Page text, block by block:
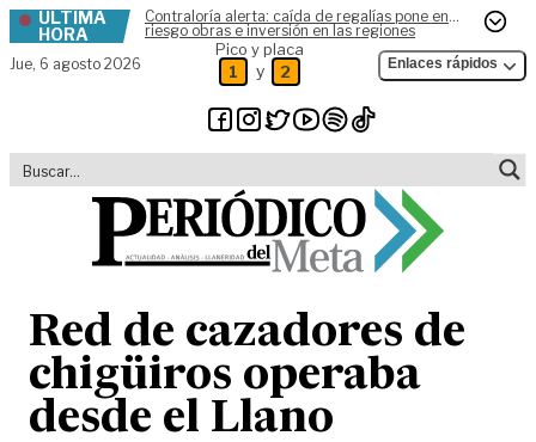
Skip to content
ÚLTIMA
HORA
Contraloría alerta: caída de regalías pone en
riesgo obras e inversión en las regiones
Jue, 6 agosto 2026
Pico y placa
1 y 2 Enlaces rápidos
Red de cazadores de
chigüiros operaba
desde el Llano